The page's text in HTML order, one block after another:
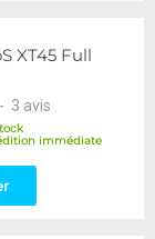
XT45 Full
- 3 avis
immédiate